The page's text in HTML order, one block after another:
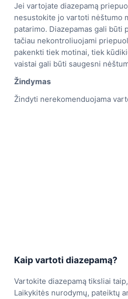
Jei vartojate diazepamą
nesustokite jo vartoti nėštumo
patarimo. Diazepamas gali būti
tačiau nekontroliuojami
pakenkti tiek motinai, tiek
vaistai gali būti saugesni
Žindymas
Žindyti nerekomenduojama
Kaip vartoti diazepamą?
Vartokite diazepamą tiksliai
Laikykitės nurodymų, pateiktų